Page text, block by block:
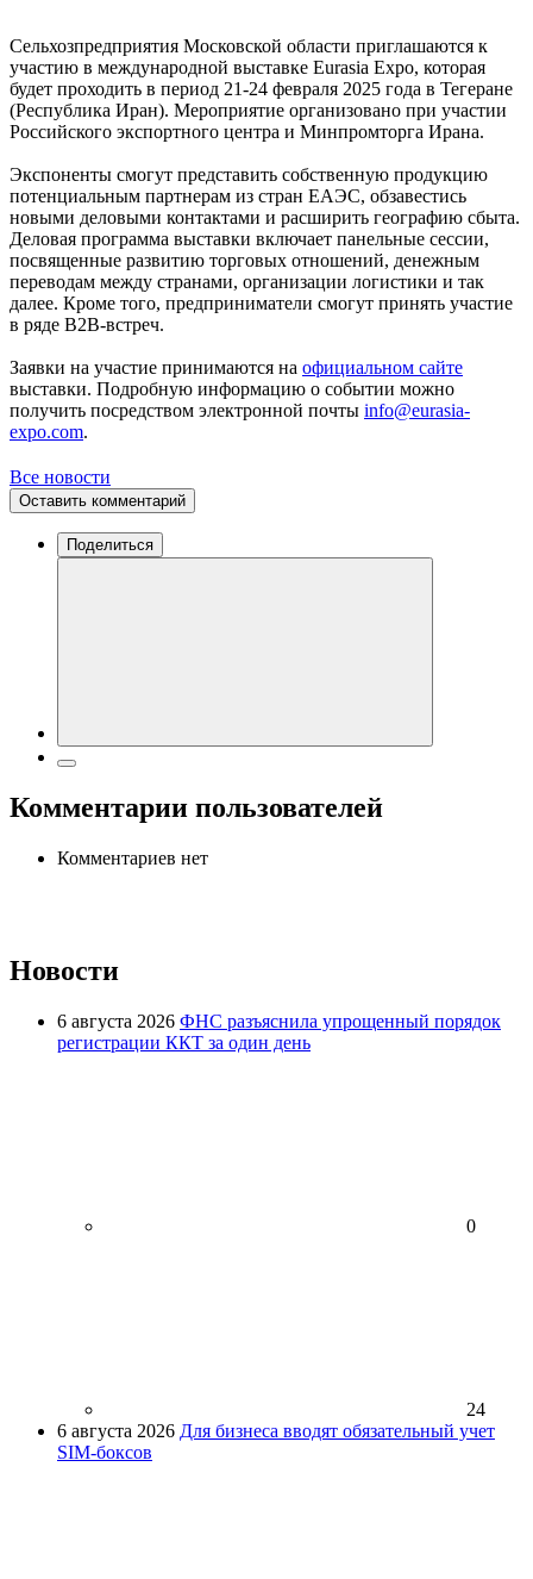
Сельхозпредприятия Московской области приглашаются к
участию в международной выставке Eurasia Expo, которая
будет проходить в период 21-24 февраля 2025 года в Тегеране
(Республика Иран). Мероприятие организовано при участии
Российского экспортного центра и Минпромторга Ирана.
Экспоненты смогут представить собственную продукцию
потенциальным партнерам из стран ЕАЭС, обзавестись
новыми деловыми контактами и расширить географию сбыта.
Деловая программа выставки включает панельные сессии,
посвященные развитию торговых отношений, денежным
переводам между странами, организации логистики и так
далее. Кроме того, предприниматели смогут принять участие
в ряде В2В-встреч.
Заявки на участие принимаются на официальном сайте
выставки. Подробную информацию о событии можно
получить посредством электронной почты info@eurasia-
expo.com.
Все новости
Оставить комментарий
Поделиться
Комментарии пользователей
Комментариев нет
Новости
6 августа 2026 ФНС разъяснила упрощенный порядок
регистрации ККТ за один день
0
24
6 августа 2026 Для бизнеса вводят обязательный учет
SIM-боксов